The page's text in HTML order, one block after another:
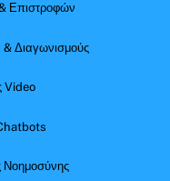
Επιστροφών
& Διαγωνισμούς
Video
Νοημοσύνης